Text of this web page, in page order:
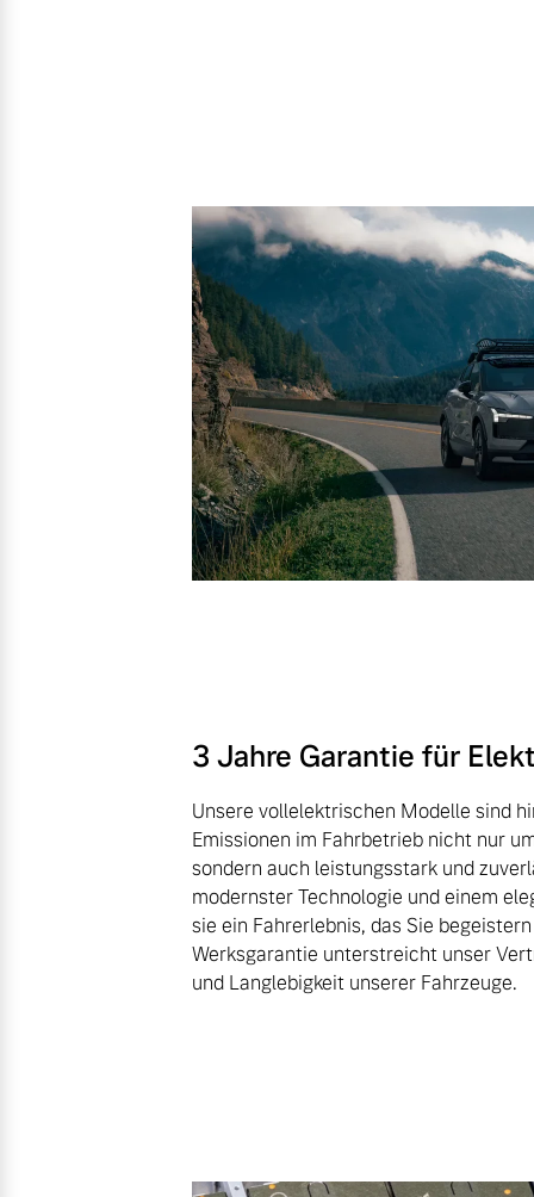
3 Jahre Garantie für
Unsere vollelektrischen Modelle sind
Emissionen im Fahrbetrieb nicht nur
sondern auch leistungsstark und
modernster Technologie und einem
sie ein Fahrerlebnis, das Sie
Werksgarantie unterstreicht unser
und Langlebigkeit unserer Fahrzeuge.